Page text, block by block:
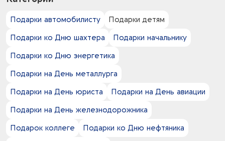
белый - зеленый
белый - серый
белый - 18
голубой - оранжевый
голубой - 2
желтый -
зеленый - серый 0
зеленый -
картон 18
пике 1
пластик 25
полиэстер 35% 4
полиэстер 100% 39
спанбонд 3
таффета 8
Тиснение 3
УФ-DTF-печать
Флекс 70
Флекстран 2
Шелкография 95
Подарки автомобилисту
Подарки детям
Подарки ко Дню шахтера
Подарки начальнику
Подарки ко Дню энергетика
Подарки на День металлурга
Подарки на День юриста
Подарки на День авиации
Подарки на День железнодорожника
Подарок коллеге
Подарки ко Дню нефтяника